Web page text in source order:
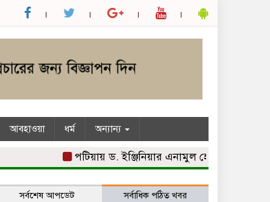
আবহাওয়া ধর্ম অন্যান্য
পটিয়ায় ড. ইঞ্জিনিয়ার এনামুল হোসেনকে সংবর্ধনা
সর্বশেষ আপডেট সর্বাধিক পঠিত খবর